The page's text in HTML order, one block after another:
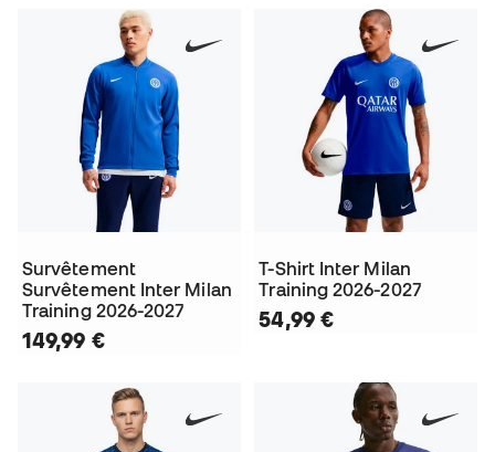
Survêtement
Survêtement Inter Milan
Training 2026-2027
149,99 €
T-Shirt Inter Milan
Training 2026-2027
54,99 €